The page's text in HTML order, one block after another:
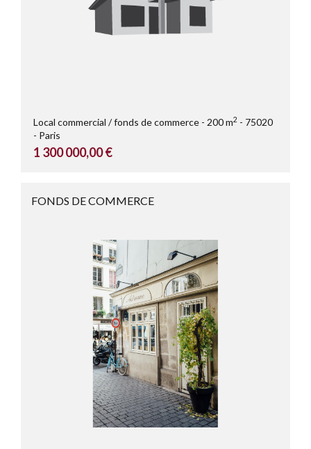
Local commercial / fonds de commerce 200 m2
75020
Paris
1 300 000,00 €
FONDS DE COMMERCE